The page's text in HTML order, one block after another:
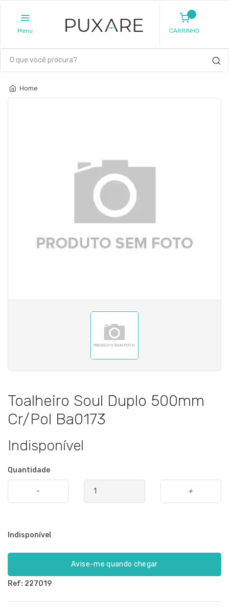
Menu CARRINHO
Home
Toalheiro Soul Duplo 500mm
Cr/Pol Ba0173
Indisponível
Quantidade
- +
Indisponível
Avise-me quando chegar
Ref: 227019